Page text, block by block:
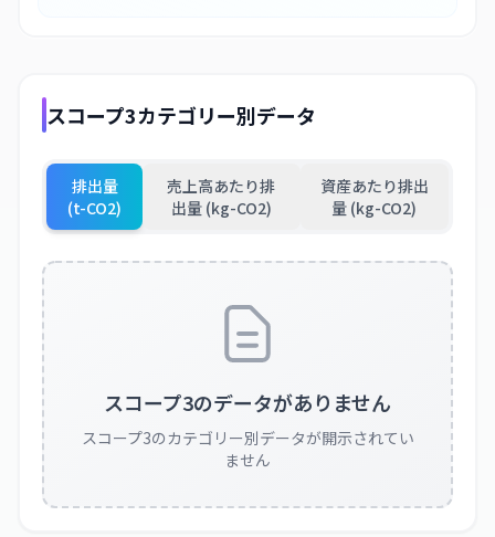
スコープ3カテゴリー別データ
排出量
(t-CO2)
売上高あたり排
出量 (kg-CO2)
資産あたり排出
量 (kg-CO2)
スコープ3のデータがありません
スコープ3のカテゴリー別データが開示されてい
ません